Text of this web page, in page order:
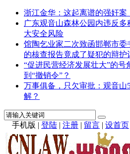
浙江金华：这起离谱的强奸案
广东观音山森林公园内违反
大安全风险
馆陶乞业家二次致函邯郸市
的核查报告竟成了疑犯的辩护
“促进民营经济发展壮大”的号
到“撤销令”？
万事俱备，只欠审批：观音
解？
手机版 | 登陆 | 注册 | 留言 | 设首页